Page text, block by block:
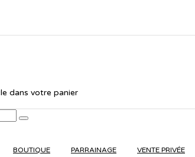
dans votre panier
BOUTIQUE PARRAINAGE VENTE PRIVÉE